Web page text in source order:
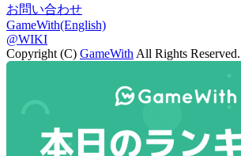
お問い合わせ
GameWith(English)
@WIKI
Copyright (C) GameWith All Rights Reserved.